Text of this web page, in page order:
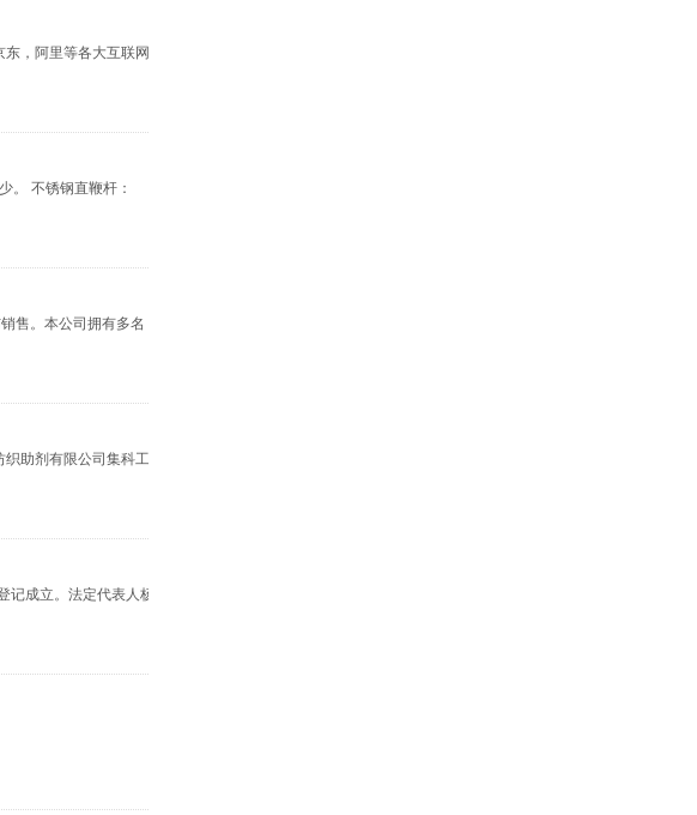
，阿里等各大互联网
。 不锈钢直鞭杆：
售。本公司拥有多名
助剂有限公司集科工
成立。法定代表人杨